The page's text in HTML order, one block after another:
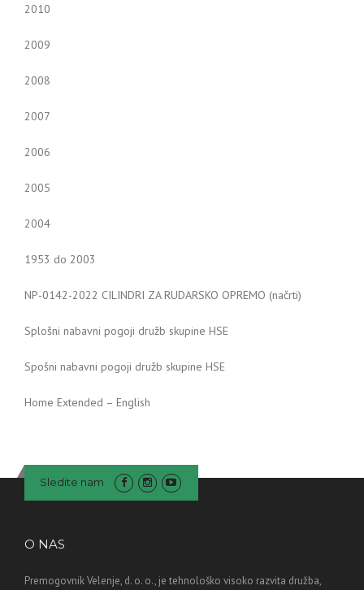
2010
2009
2008
2007
2006
2005
2004
1953 do 2003
NP-0142-2022 CILINDRI ZA RUDARSKO OPREMO (načrti)
Splošni nabavni pogoji družb skupine HSE
Spošni nabavni pogoji družb skupine HSE
Home Extended – English
Sledite nam
O NAS
Premogovnik Velenje, d. o. o., je tehnološko visoko razvita družba,